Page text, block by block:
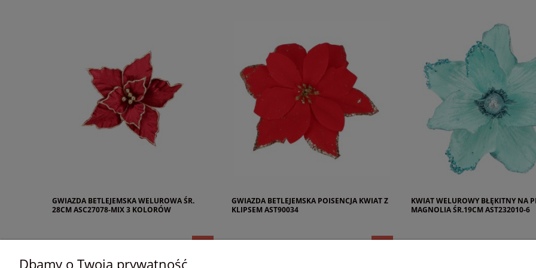
GWIAZDA BETLEJEMSKA WELUROWA ŚR.
28CM ASC27078-MIX 3 KOLORÓW
GWIAZDA BETLEJEMSKA POISENCJA KWIAT Z
KLIPSEM AST90034
KWIAT WELUROWY BŁĘKITNY NA
MAGNOLIA ŚR.19CM AST232010-6
Dbamy o Twoją prywatność